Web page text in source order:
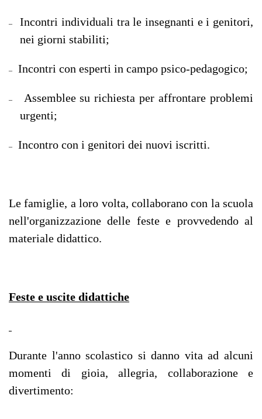
–
Incontri individuali tra le insegnanti e i genitori,
nei giorni stabiliti;
– Incontri con esperti in campo psico-pedagogico;
–
Assemblee su richiesta per affrontare problemi
urgenti;
– Incontro con i genitori dei nuovi iscritti.
Le famiglie, a loro volta, collaborano con la scuola
nell'organizzazione delle feste e provvedendo al
materiale didattico.
Feste e uscite didattiche
Durante l'anno scolastico si danno vita ad alcuni
momenti di gioia, allegria, collaborazione e
divertimento: